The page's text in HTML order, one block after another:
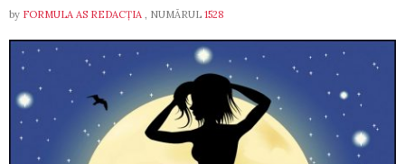
by FORMULA AS REDACȚIA , NUMĂRUL 1528